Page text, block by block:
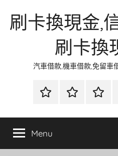
刷卡換現金,
刷卡換
汽車借款,機車借款,免留車
首
當
金
網
資
Menu